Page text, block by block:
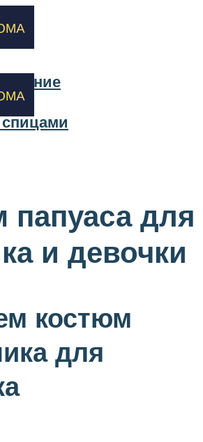
папуаса для
и девочки
костюм
для